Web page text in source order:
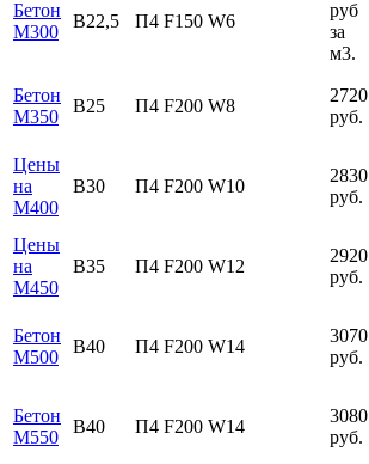
Бетон
М300
В22,5 П4 F150 W6
руб
за
м3.
Бетон
М350
В25 П4 F200 W8
2720
руб.
Цены
на
М400
В30 П4 F200 W10
2830
руб.
Цены
на
М450
В35 П4 F200 W12
2920
руб.
Бетон
М500
В40 П4 F200 W14
3070
руб.
Бетон
М550
В40 П4 F200 W14
3080
руб.